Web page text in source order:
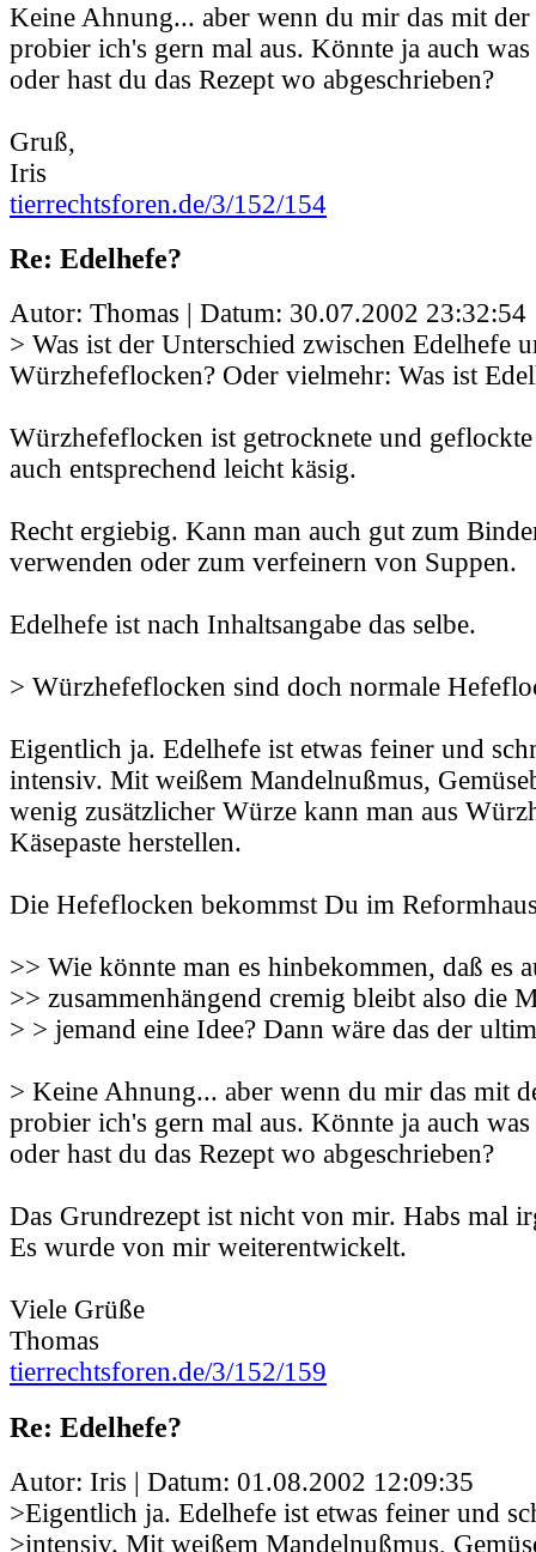
Keine Ahnung... aber wenn du mir das mit
probier ich's gern mal aus. Könnte ja auch
oder hast du das Rezept wo abgeschrieben?
Gruß,
Iris
tierrechtsforen.de/3/152/154
Re: Edelhefe?
Autor: Thomas | Datum: 30.07.2002 23:32:54
> Was ist der Unterschied zwischen Edelhefe
Würzhefeflocken? Oder vielmehr: Was ist
Würzhefeflocken ist getrocknete und
auch entsprechend leicht käsig.
Recht ergiebig. Kann man auch gut zum
verwenden oder zum verfeinern von Suppen.
Edelhefe ist nach Inhaltsangabe das selbe.
> Würzhefeflocken sind doch normale
Eigentlich ja. Edelhefe ist etwas feiner und
intensiv. Mit weißem Mandelnußmus,
wenig zusätzlicher Würze kann man aus
Käsepaste herstellen.
Die Hefeflocken bekommst Du im
>> Wie könnte man es hinbekommen, daß es
>> zusammenhängend cremig bleibt also die
> > jemand eine Idee? Dann wäre das der
> Keine Ahnung... aber wenn du mir das mit
probier ich's gern mal aus. Könnte ja auch
oder hast du das Rezept wo abgeschrieben?
Das Grundrezept ist nicht von mir. Habs mal
Es wurde von mir weiterentwickelt.
Viele Grüße
Thomas
tierrechtsforen.de/3/152/159
Re: Edelhefe?
Autor: Iris | Datum: 01.08.2002 12:09:35
>Eigentlich ja. Edelhefe ist etwas feiner und
>intensiv. Mit weißem Mandelnußmus,